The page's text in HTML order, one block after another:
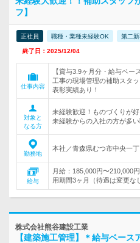
フ】
正社員 職種・業種未経験OK 第二
終了日：2025/12/04
仕事内容
【賞与3.9ヶ月分・給与ベ
工事の現場管理の補助スタ
表彰実績あり！
対象と
なる方
未経験歓迎！ものづくりが
未経験からの入社の方が多
勤務地
本社／青森県むつ市中央一
給与
月給：185,000円〜210,000
用期間3ヶ月（待遇は変更な
株式会社熊谷建設工業
【建築施工管理】＊給与ベー